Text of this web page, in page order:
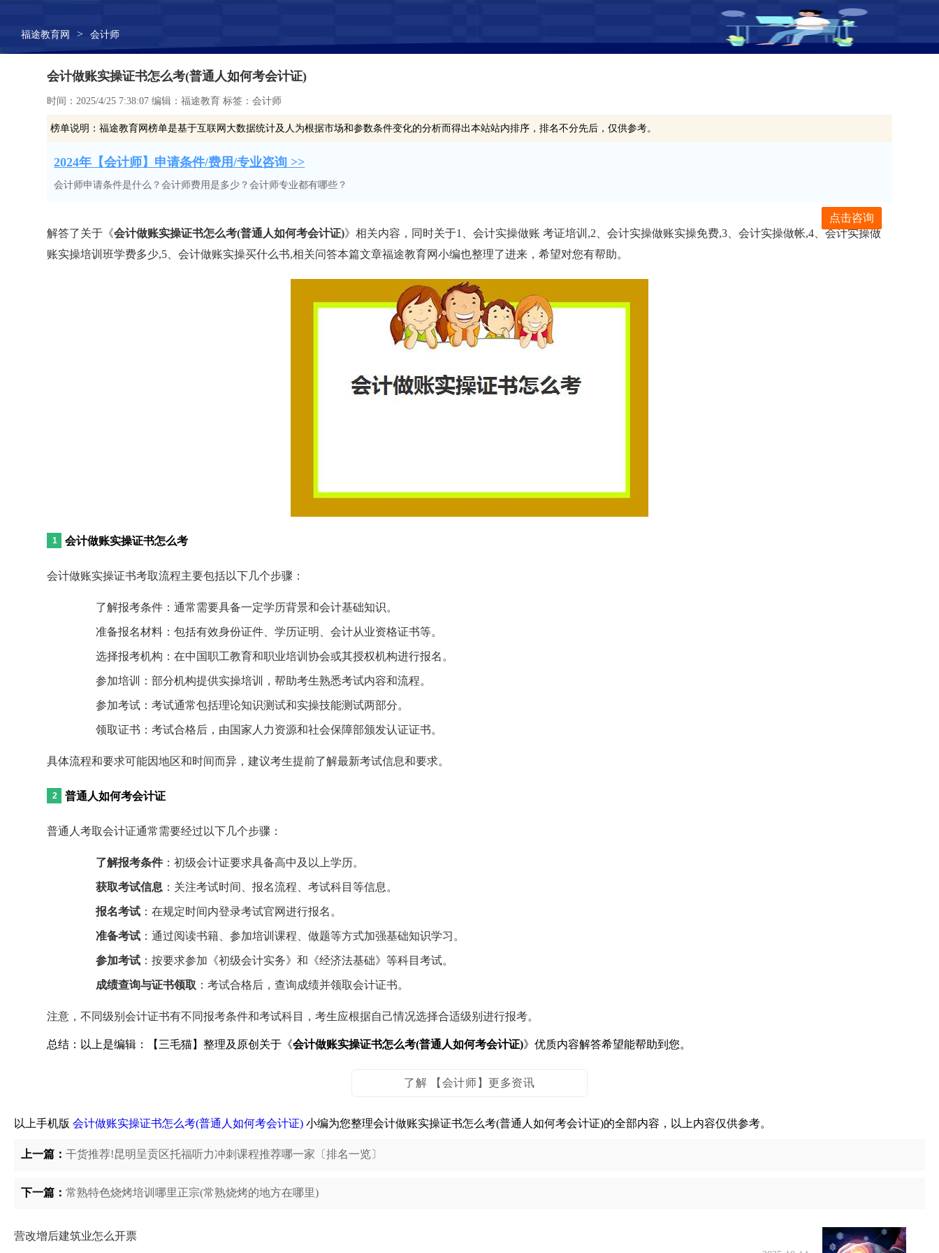
福途教育网 > 会计师
会计做账实操证书怎么考(普通人如何考会计证)
时间：2025/4/25 7:38:07 编辑：福途教育 标签：会计师
榜单说明：福途教育网榜单是基于互联网大数据统计及人为根据市场和参数条件变化的分析而得出本站站内排序，排名不分先后，仅供参考。
2024年【会计师】申请条件/费用/专业咨询 >>
会计师申请条件是什么？会计师费用是多少？会计师专业都有哪些？
点击咨询
解答了关于《会计做账实操证书怎么考(普通人如何考会计证)》相关内容，同时关于1、会计实操做账 考证培训,2、会计实操做账实操免费,3、会计实操做帐,4、会计实操做
账实操培训班学费多少,5、会计做账实操买什么书,相关问答本篇文章福途教育网小编也整理了进来，希望对您有帮助。
会计做账实操证书怎么考
会计做账实操证书考取流程主要包括以下几个步骤：
了解报考条件：通常需要具备一定学历背景和会计基础知识。
准备报名材料：包括有效身份证件、学历证明、会计从业资格证书等。
选择报考机构：在中国职工教育和职业培训协会或其授权机构进行报名。
参加培训：部分机构提供实操培训，帮助考生熟悉考试内容和流程。
参加考试：考试通常包括理论知识测试和实操技能测试两部分。
领取证书：考试合格后，由国家人力资源和社会保障部颁发认证证书。
具体流程和要求可能因地区和时间而异，建议考生提前了解最新考试信息和要求。
普通人如何考会计证
普通人考取会计证通常需要经过以下几个步骤：
了解报考条件：初级会计证要求具备高中及以上学历。
获取考试信息 ：关注考试时间、报名流程、考试科目等信息。
报名考试 ：在规定时间内登录考试官网进行报名。
准备考试 ：通过阅读书籍、参加培训课程、做题等方式加强基础知识学习。
参加考试 ：按要求参加《初级会计实务》和《经济法基础》等科目考试。
成绩查询与证书领取 ：考试合格后，查询成绩并领取会计证书。
注意，不同级别会计证书有不同报考条件和考试科目，考生应根据自己情况选择合适级别进行报考。
总结：以上是编辑：【三毛猫】整理及原创关于《会计做账实操证书怎么考(普通人如何考会计证)》优质内容解答希望能帮助到您。
了解 【会计师】更多资讯
以上手机版 会计做账实操证书怎么考(普通人如何考会计证) 小编为您整理会计做账实操证书怎么考(普通人如何考会计证)的全部内容，以上内容仅供参考。
上一篇： 干货推荐!昆明呈贡区托福听力冲刺课程推荐哪一家〔排名一览〕
下一篇： 常熟特色烧烤培训哪里正宗(常熟烧烤的地方在哪里)
营改增后建筑业怎么开票